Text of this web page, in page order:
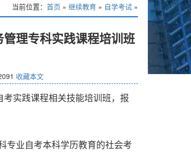
当前位置： 首页 » 继续教育 » 自学考试 »
理专科实践课程培训班
收藏本文
实践课程相关技能培训班，报
专业自考本科学历教育的社会考